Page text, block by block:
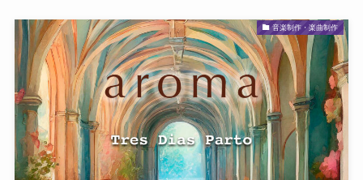
音楽制作・楽曲制作